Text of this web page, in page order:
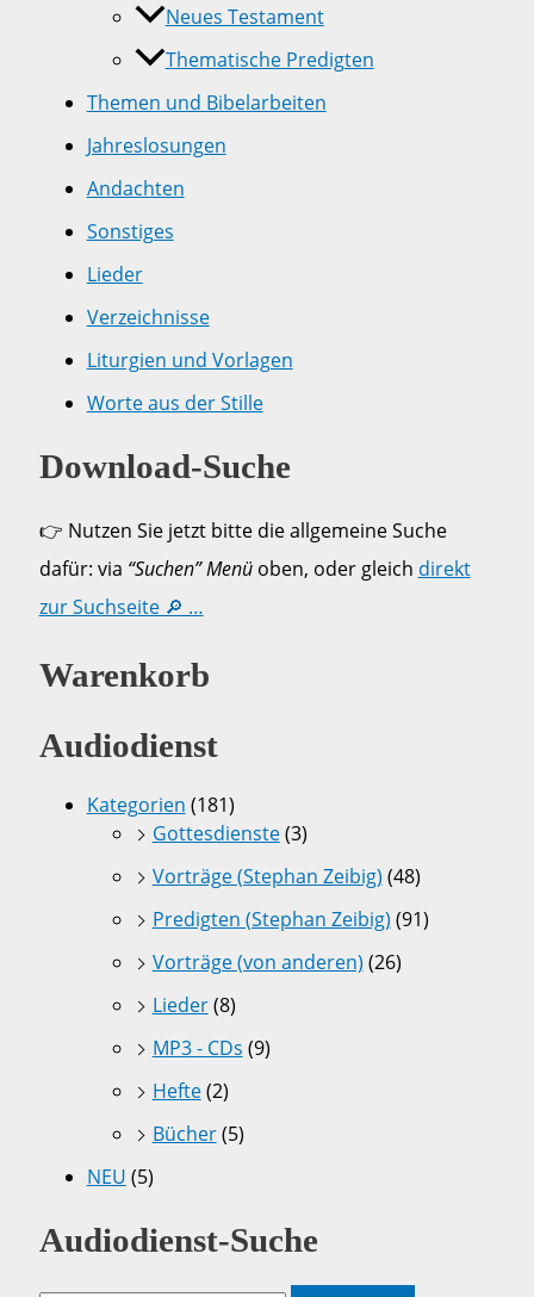
Neues Testament
Thematische Predigten
Themen und Bibelarbeiten
Jahreslosungen
Andachten
Sonstiges
Lieder
Verzeichnisse
Liturgien und Vorlagen
Worte aus der Stille
Download-Suche
👉 Nutzen Sie jetzt bitte die allgemeine Suche
dafür: via “Suchen” Menüoben, oder gleich direkt
zur Suchseite 🔎 …
Warenkorb
Audiodienst
Kategorien (181)
Gottesdienste(3)
Vorträge (Stephan Zeibig) (48)
Predigten (Stephan Zeibig) (91)
Vorträge (von anderen) (26)
Lieder(8)
MP3 - CDs (9)
Hefte(2)
Bücher(5)
NEU (5)
Audiodienst-Suche